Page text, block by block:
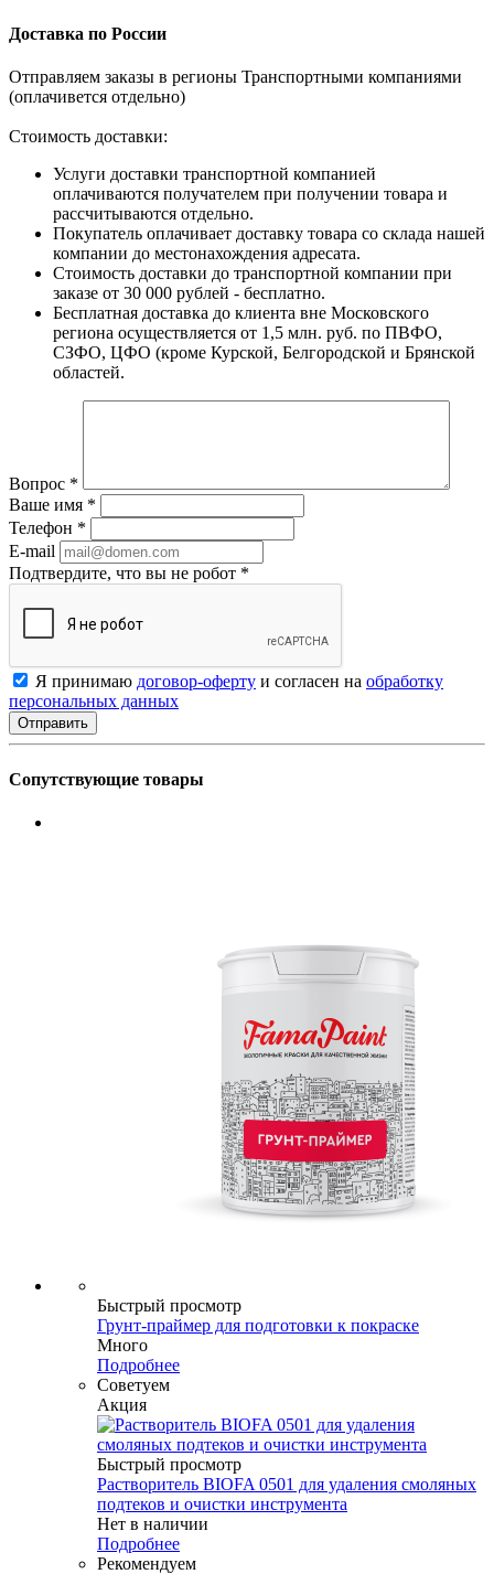
Доставка по России
Отправляем заказы в регионы Транспортными компаниями
(оплачивется отдельно)
Стоимость доставки:
Услуги доставки транспортной компанией
оплачиваются получателем при получении товара и
рассчитываются отдельно.
Покупатель оплачивает доставку товара со склада нашей
компании до местонахождения адресата.
Стоимость доставки до транспортной компании при
заказе от 30 000 рублей - бесплатно.
Бесплатная доставка до клиента вне Московского
региона осуществляется от 1,5 млн. руб. по ПВФО,
СЗФО, ЦФО (кроме Курской, Белгородской и Брянской
областей.
Вопрос *
Ваше имя *
Телефон *
E-mail
Подтвердите, что вы не робот *
Я принимаю договор-оферту и согласен на обработку
персональных данных
Сопутствующие товары
Быстрый просмотр
Грунт-праймер для подготовки к покраске
Много
Подробнее
Советуем
Акция
Быстрый просмотр
Растворитель BIOFA 0501 для удаления смоляных
подтеков и очистки инструмента
Нет в наличии
Подробнее
Рекомендуем